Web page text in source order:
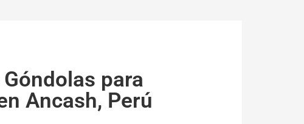
para
Ancash, Perú